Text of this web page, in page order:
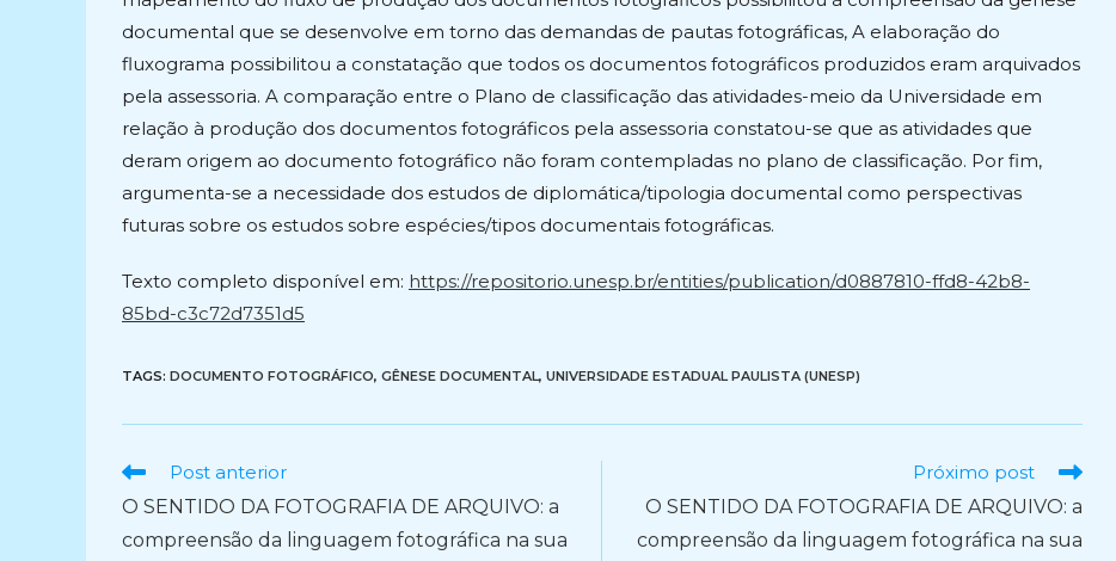
documental que se desenvolve em torno das demandas de pautas fotográficas, A elaboração do
fluxograma possibilitou a constatação que todos os documentos fotográficos produzidos eram arquivados
pela assessoria. A comparação entre o Plano de classificação das atividades-meio da Universidade em
relação à produção dos documentos fotográficos pela assessoria constatou-se que as atividades que
deram origem ao documento fotográfico não foram contempladas no plano de classificação. Por fim,
argumenta-se a necessidade dos estudos de diplomática/tipologia documental como perspectivas
futuras sobre os estudos sobre espécies/tipos documentais fotográficas.
Texto completo disponível em: https://repositorio.unesp.br/entities/publication/d0887810-ffd8-42b8-
85bd-c3c72d7351d5
TAGS: DOCUMENTO FOTOGRÁFICO, GÊNESE DOCUMENTAL, UNIVERSIDADE ESTADUAL PAULISTA (UNESP)
Ler
artigos
Post anterior
O SENTIDO DA FOTOGRAFIA DE ARQUIVO: a
compreensão da linguagem fotográfica na sua
Próximo post
O SENTIDO DA FOTOGRAFIA DE ARQUIVO: a
compreensão da linguagem fotográfica na sua